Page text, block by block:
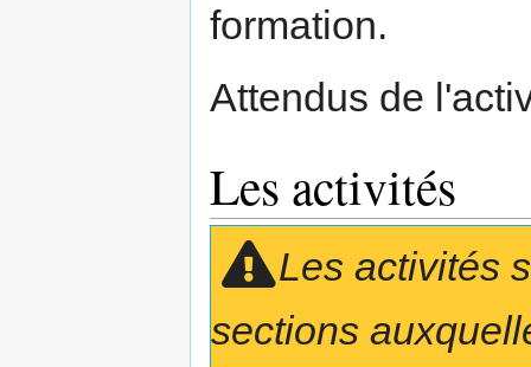
formation.
Attendus de
Les activités
Les activités
sections